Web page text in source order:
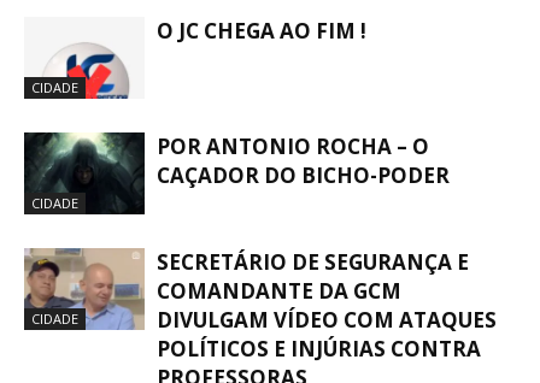
CIDADE
O JC CHEGA AO FIM !
CIDADE
POR ANTONIO ROCHA – O
CAÇADOR DO BICHO-PODER
CIDADE
SECRETÁRIO DE SEGURANÇA E
COMANDANTE DA GCM
DIVULGAM VÍDEO COM ATAQUES
POLÍTICOS E INJÚRIAS CONTRA
PROFESSORAS